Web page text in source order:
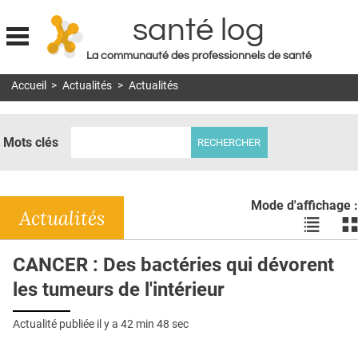
Jump to navigation
santé log
La communauté des professionnels de santé
MON COMPTE
DOSSIERS
RÉSEAUX
E-REVUE SAD
Accueil > Actualités > Actualités
Mots clés
Mode d'affichage :
Voir
les
en
les
Actualités
CANCER : Des bactéries qui dévorent
les tumeurs de l'intérieur
Actualité publiée il y a 42 min 48 sec